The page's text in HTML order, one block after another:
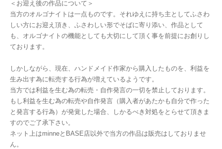
＜お迎え後の作品について＞
当方のオルゴナイトは一点ものです。それゆえに持ち主としてふさわ
しい方にお迎え頂き、ふさわしい形でそばに寄り添い、作品として
も、オルゴナイトの機能としても大切にして頂く事を前提にお創りし
ております。
しかしながら、現在、ハンドメイド作家から購入したものを、利益を
生み出す為に転売する行為が増えているようです。
当方では利益を生む為の転売・自作発言の一切を禁止しております。
もし利益を生む為の転売や自作発言（購入者があたかも自分で作った
と発言する行為）が発覚した場合、しかるべき対処をとらせて頂きま
すのでご了承下さい。
ネット上はminneとBASE店以外で当方の作品は販売はしておりませ
ん。